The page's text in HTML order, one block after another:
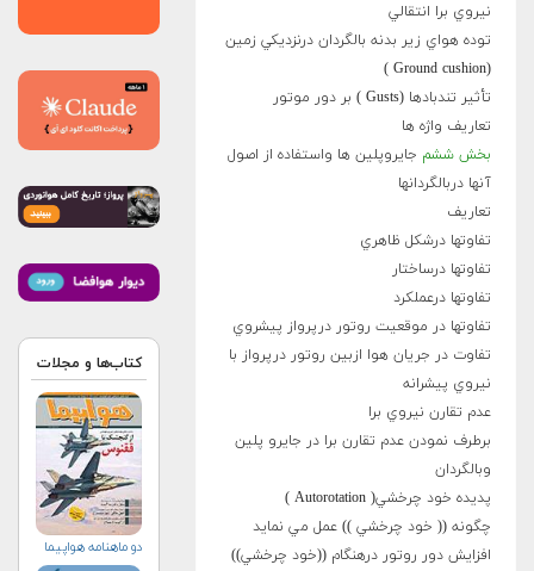
نيروي برا انتقالي
توده هواي زير بدنه بالگردان درنزديكي زمين
(Ground cushion )
تأثير تندبادها (Gusts ) بر دور موتور
تعاريف واژه ها
بخش ششم جايروپلين ها واستفاده از اصول
آنها دربالگردانها
تعاريف
تفاوتها درشکل ظاهري
تفاوتها درساختار
تفاوتها درعملکرد
تفاوتها در موقعيت روتور درپرواز پيشروي
تفاوت در جريان هوا ازبين روتور درپرواز با
نيروي پيشرانه
عدم تقارن نيروي برا
برطرف نمودن عدم تقارن برا در جايرو پلين
وبالگردان
پديده خود چرخشي( Autorotation )
چگونه (( خود چرخشي )) عمل مي نمايد
افزايش دور روتور درهنگام ((خود چرخشي))
کتاب‌ها و مجلات
دو ماهنامه هواپيما